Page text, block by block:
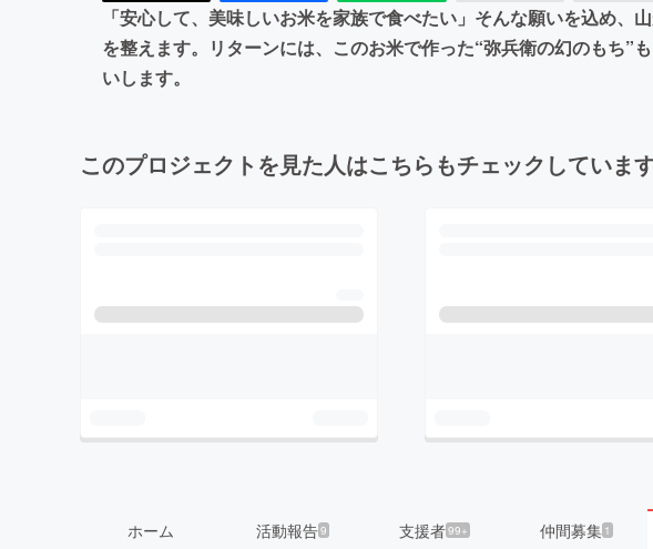
「安心して、美味しいお米を家族で食べたい」そんな願いを込め
を整えます。リターンには、このお米で作った“弥兵衛の幻のもち
いします。
このプロジェクトを見た人はこちらもチェックしていま
ホーム 活動報告9 支援者99+ 仲間募集 1